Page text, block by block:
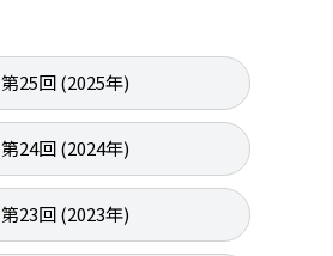
第25回 (2025年)
第24回 (2024年)
第23回 (2023年)